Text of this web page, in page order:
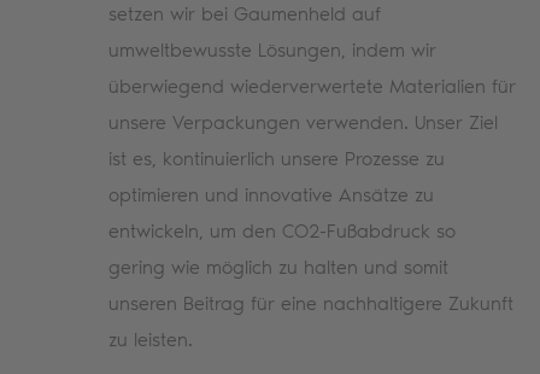
setzen wir bei Gaumenheld auf
umweltbewusste Lösungen, indem wir
überwiegend wiederverwertete Materialien für
unsere Verpackungen verwenden. Unser Ziel
ist es, kontinuierlich unsere Prozesse zu
optimieren und innovative Ansätze zu
entwickeln, um den CO2-Fußabdruck so
gering wie möglich zu halten und somit
unseren Beitrag für eine nachhaltigere Zukunft
zu leisten.